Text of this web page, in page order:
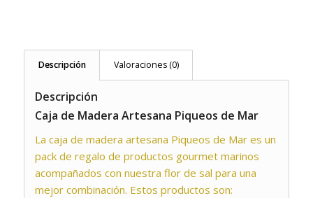
Descripción Valoraciones (0)
Descripción
Caja de Madera Artesana Piqueos de Mar
La caja de madera artesana Piqueos de Mar es un
pack de regalo de productos gourmet marinos
acompañados con nuestra flor de sal para una
mejor combinación. Estos productos son: